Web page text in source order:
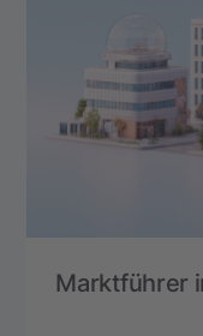
Marktführer